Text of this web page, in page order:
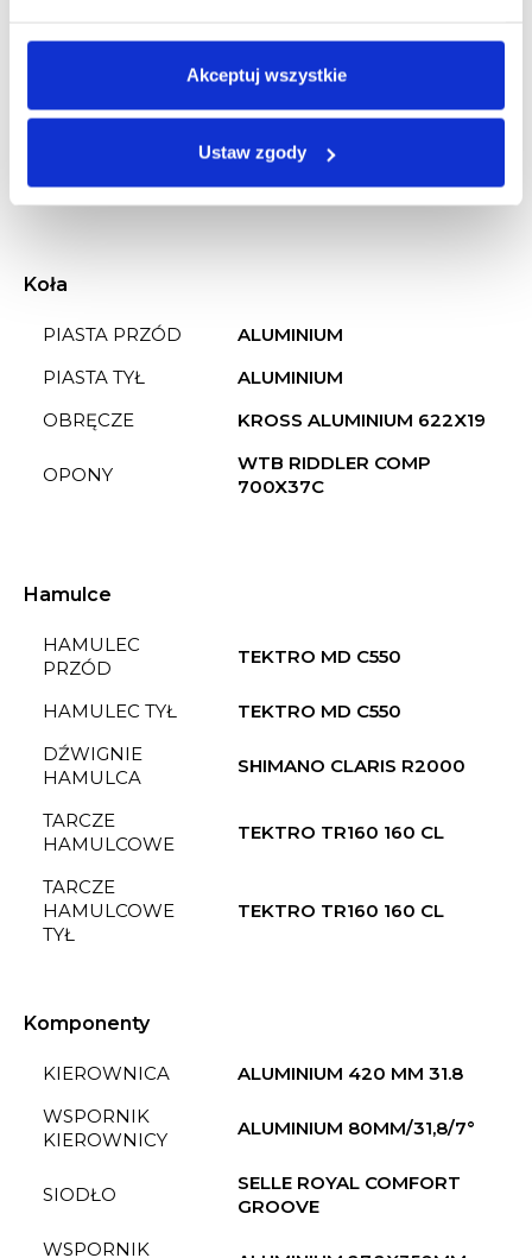
Akceptuj wszystkie
Ustaw zgody
/ WOLNOBIEGU
PRZEŁOŻEŃ
FP-B902
Koła
PIASTA PRZÓD
ALUMINIUM
PIASTA TYŁ
ALUMINIUM
OBRĘCZE
KROSS ALUMINIUM 622X19
OPONY
WTB RIDDLER COMP
700X37C
Hamulce
HAMULEC
PRZÓD
TEKTRO MD C550
HAMULEC TYŁ
TEKTRO MD C550
DŹWIGNIE
HAMULCA
SHIMANO CLARIS R2000
TARCZE
HAMULCOWE
TEKTRO TR160 160 CL
TARCZE
HAMULCOWE
TYŁ
TEKTRO TR160 160 CL
Komponenty
KIEROWNICA
ALUMINIUM 420 MM 31.8
WSPORNIK
KIEROWNICY
ALUMINIUM 80MM/31,8/7°
SIODŁO
SELLE ROYAL COMFORT
GROOVE
WSPORNIK